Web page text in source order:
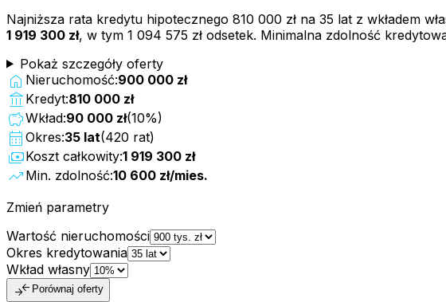
Najniższa rata kredytu hipotecznego 810 000 zł na 35 lat z wkładem
1 919 300 zł, w tym 1 094 575 zł odsetek. Minimalna zdolność
Pokaż szczegóły oferty
home Nieruchomość:900 000 zł
account_balance Kredyt:810 000 zł
savingsWkład:90 000 zł(10%)
calendar_month Okres:35 lat(420 rat)
paymentsKoszt całkowity:1 919 300 zł
trending_up Min. zdolność:10 600 zł/mies.
Zmień parametry
Wartość nieruchomości
Okres kredytowania
Wkład własny
compare_arrows Porównaj oferty